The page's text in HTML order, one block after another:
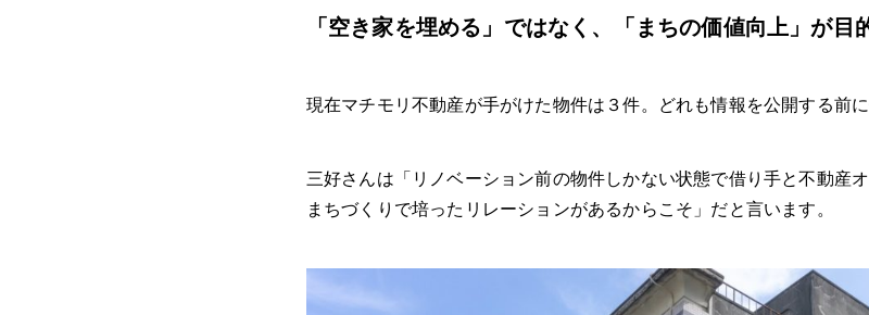
「空き家を埋める」ではなく、「まちの価値向上」が目
現在マチモリ不動産が手がけた物件は３件。どれも情報を公開する前
三好さんは「リノベーション前の物件しかない状態で借り手と不動産
まちづくりで培ったリレーションがあるからこそ」だと言います。